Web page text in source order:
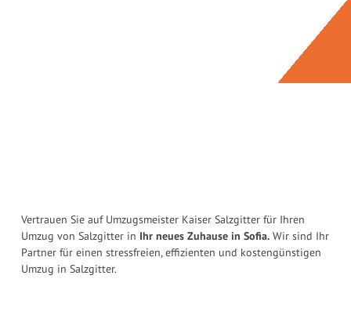
Vertrauen Sie auf Umzugsmeister Kaiser Salzgitter für Ihren
Umzug von Salzgitter in Ihr neues Zuhause in Sofia. Wir sind Ihr
Partner für einen stressfreien, effizienten und kostengünstigen
Umzug in Salzgitter.